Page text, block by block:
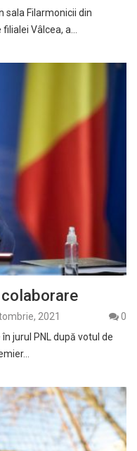
sala Filarmonicii din
Vâlcea, a…
2021
0
jurul PNL după votul de